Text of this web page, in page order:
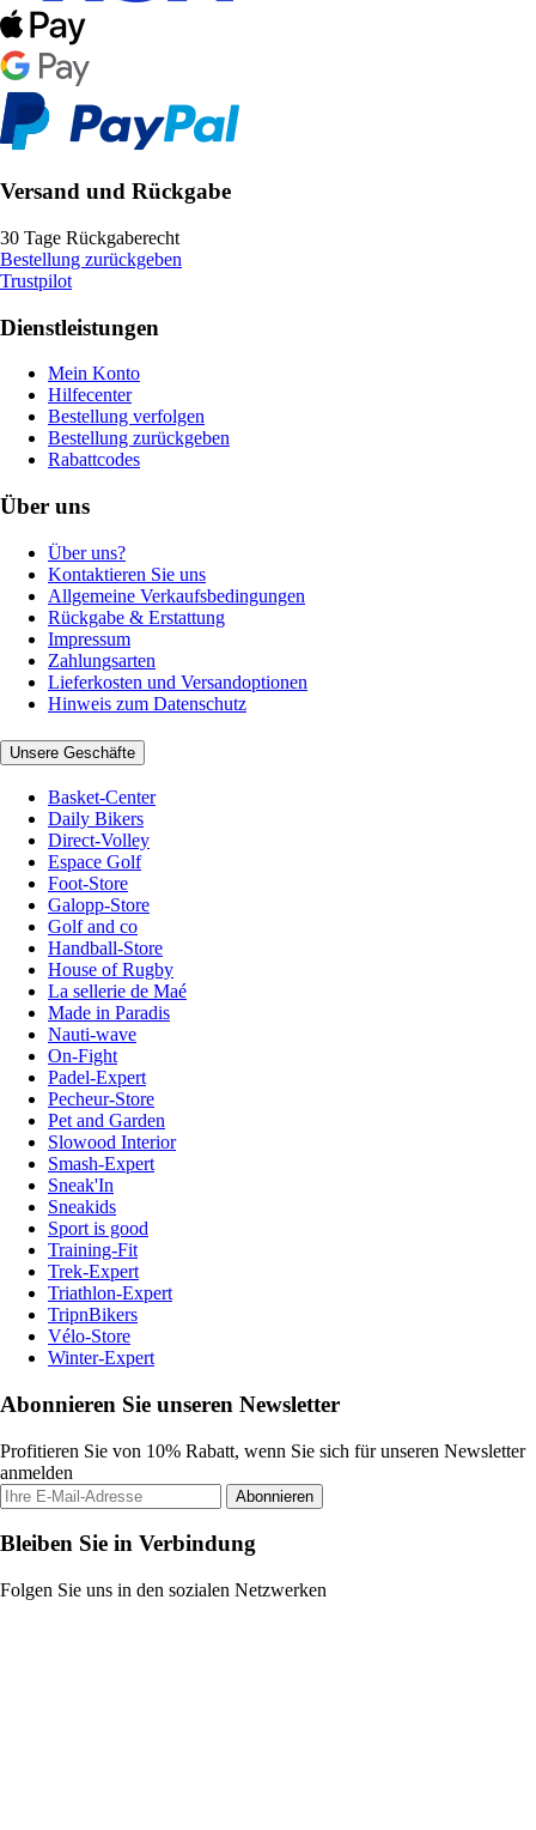
Versand und Rückgabe
30 Tage Rückgaberecht
Bestellung zurückgeben
Trustpilot
Dienstleistungen
Mein Konto
Hilfecenter
Bestellung verfolgen
Bestellung zurückgeben
Rabattcodes
Über uns
Über uns?
Kontaktieren Sie uns
Allgemeine Verkaufsbedingungen
Rückgabe & Erstattung
Impressum
Zahlungsarten
Lieferkosten und Versandoptionen
Hinweis zum Datenschutz
Unsere Geschäfte
Basket-Center
Daily Bikers
Direct-Volley
Espace Golf
Foot-Store
Galopp-Store
Golf and co
Handball-Store
House of Rugby
La sellerie de Maé
Made in Paradis
Nauti-wave
On-Fight
Padel-Expert
Pecheur-Store
Pet and Garden
Slowood Interior
Smash-Expert
Sneak'In
Sneakids
Sport is good
Training-Fit
Trek-Expert
Triathlon-Expert
TripnBikers
Vélo-Store
Winter-Expert
Abonnieren Sie unseren Newsletter
Profitieren Sie von 10% Rabatt, wenn Sie sich für unseren Newsletter
anmelden
Abonnieren
Bleiben Sie in Verbindung
Folgen Sie uns in den sozialen Netzwerken